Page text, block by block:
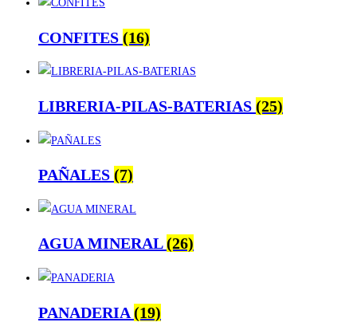
CONFITES (16)
LIBRERIA-PILAS-BATERIAS (25)
PAÑALES (7)
AGUA MINERAL(26)
PANADERIA(19)